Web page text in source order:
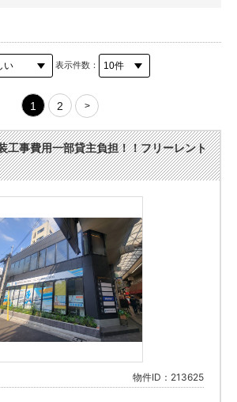
表示件数：
1 2 >
工事費用一部貸主負担！！フリーレント
物件ID：213625